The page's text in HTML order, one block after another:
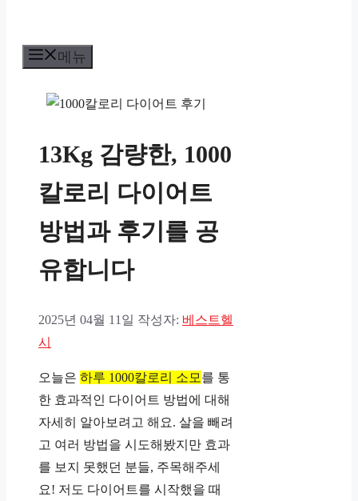
메뉴
13Kg 감량한, 1000
칼로리 다이어트
방법과 후기를 공
유합니다
2025년 04월 11일 작성자: 베스트헬
시
오늘은 하루 1000칼로리 소모 를 통
한 효과적인 다이어트 방법에 대해
자세히 알아보려고 해요. 살을 빼려
고 여러 방법을 시도해봤지만 효과
를 보지 못했던 분들, 주목해주세
요! 저도 다이어트를 시작했을 때